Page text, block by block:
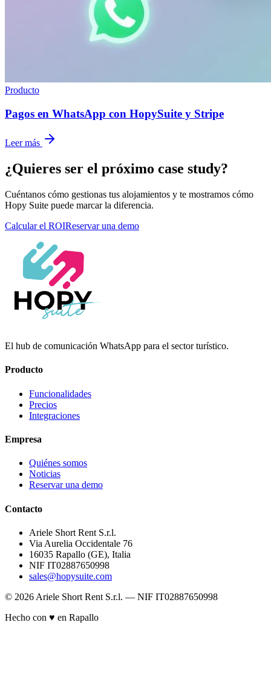
Producto
Pagos en WhatsApp con HopySuite y Stripe
Leer más
¿Quieres ser el próximo case study?
Cuéntanos cómo gestionas tus alojamientos y te mostramos cómo
Hopy Suite puede marcar la diferencia.
Calcular el ROIReservar una demo
El hub de comunicación WhatsApp para el sector turístico.
Producto
Funcionalidades
Precios
Integraciones
Empresa
Quiénes somos
Noticias
Reservar una demo
Contacto
Ariele Short Rent S.r.l.
Via Aurelia Occidentale 76
16035 Rapallo (GE), Italia
NIF IT02887650998
sales@hopysuite.com
© 2026 Ariele Short Rent S.r.l. — NIF IT02887650998
Hecho con ♥ en Rapallo